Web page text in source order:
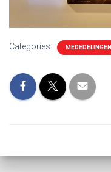
Categories: MEDEDELINGEN